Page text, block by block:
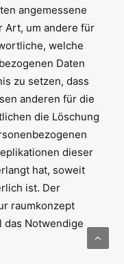
angemessene
Art, um andere für
welche
Daten
zu setzen, dass
anderen für die
die Löschung
dieser
hat, soweit
ist. Der
raumkonzept
das Notwendige